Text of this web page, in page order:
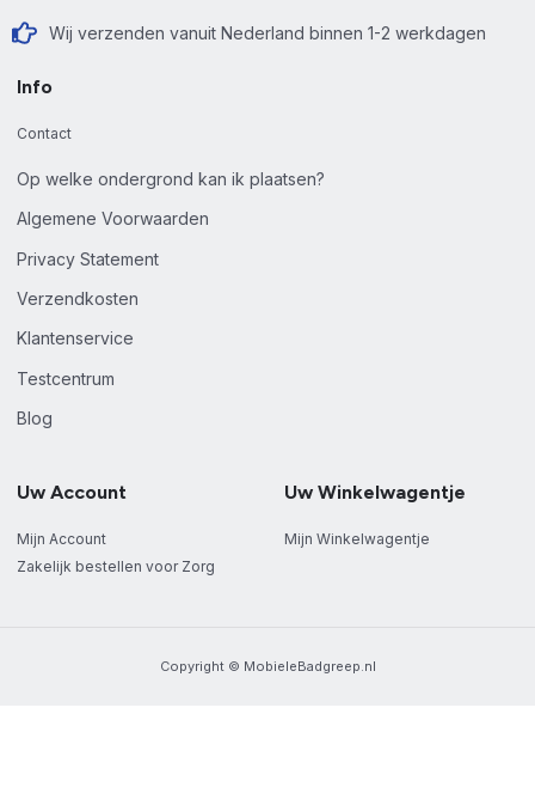
Wij verzenden vanuit Nederland binnen 1-2 werkdagen
Info
Contact
Op welke ondergrond kan ik plaatsen?
Algemene Voorwaarden
Privacy Statement
Verzendkosten
Klantenservice
Testcentrum
Blog
Uw Account
Mijn Account
Zakelijk bestellen voor Zorg
Uw Winkelwagentje
Mijn Winkelwagentje
Copyright © MobieleBadgreep.nl